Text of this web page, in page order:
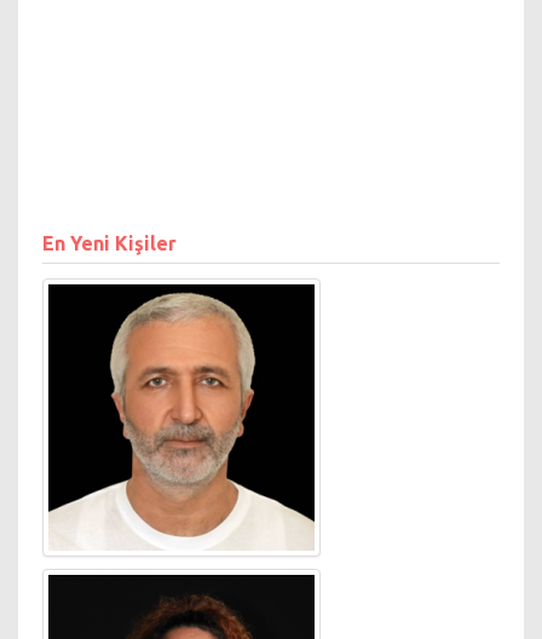
En Yeni Kişiler